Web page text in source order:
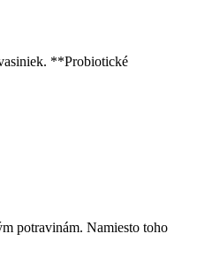
**Probiotické
potravinám. Namiesto toho